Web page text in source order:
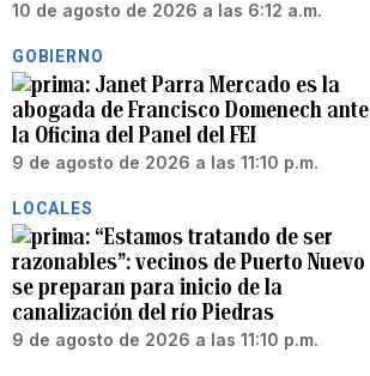
10 de agosto de 2026 a las 6:12 a.m.
GOBIERNO
Janet Parra Mercado es la
abogada de Francisco Domenech ante
la Oficina del Panel del FEI
9 de agosto de 2026 a las 11:10 p.m.
LOCALES
“Estamos tratando de ser
razonables”: vecinos de Puerto Nuevo
se preparan para inicio de la
canalización del río Piedras
9 de agosto de 2026 a las 11:10 p.m.